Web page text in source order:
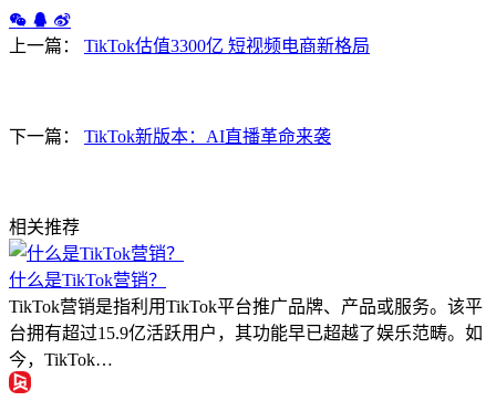
上一篇： TikTok估值3300亿 短视频电商新格局
下一篇： TikTok新版本：AI直播革命来袭
相关推荐
什么是TikTok营销？
TikTok营销是指利用TikTok平台推广品牌、产品或服务。该平
台拥有超过15.9亿活跃用户，其功能早已超越了娱乐范畴。如
今，TikTok…